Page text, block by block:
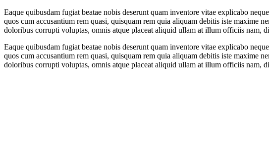
Eaque quibusdam fugiat beatae nobis deserunt quam inventore vitae explicabo
quos cum accusantium rem quasi, quisquam rem quia aliquam debitis iste maxime
doloribus corrupti voluptas, omnis atque placeat aliquid ullam at illum officiis nam,
Eaque quibusdam fugiat beatae nobis deserunt quam inventore vitae explicabo
quos cum accusantium rem quasi, quisquam rem quia aliquam debitis iste maxime
doloribus corrupti voluptas, omnis atque placeat aliquid ullam at illum officiis nam,